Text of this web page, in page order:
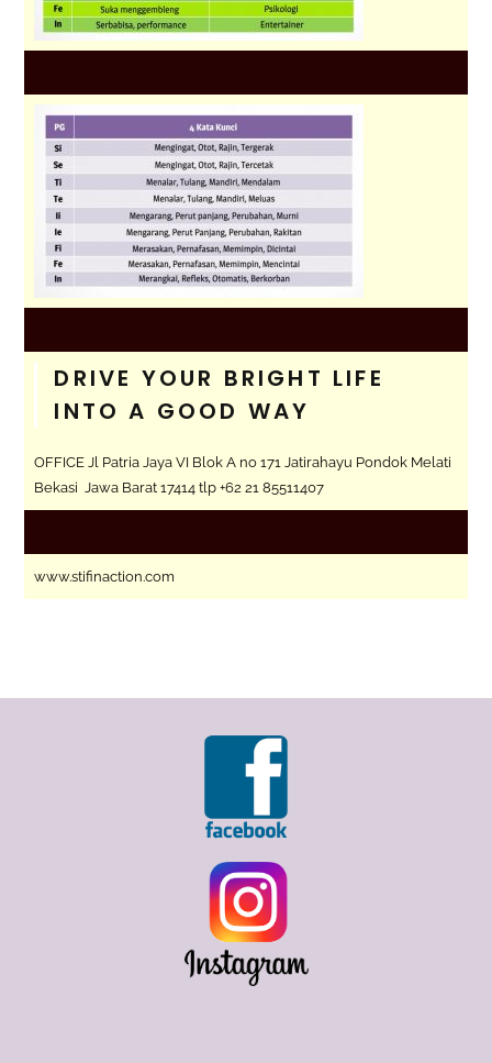
DRIVE YOUR BRIGHT LIFE
INTO A GOOD WAY
OFFICE Jl Patria Jaya VI Blok A no 171 Jatirahayu Pondok Melati
Bekasi Jawa Barat 17414 tlp +62 21 85511407
www.stifinaction.com